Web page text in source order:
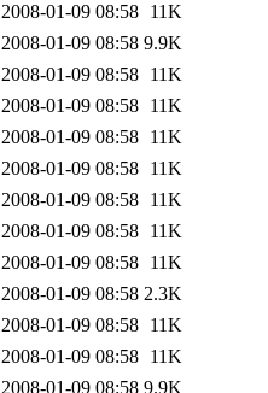
2008-01-09 08:58 11K
2008-01-09 08:58 9.9K
2008-01-09 08:58 11K
2008-01-09 08:58 11K
2008-01-09 08:58 11K
2008-01-09 08:58 11K
2008-01-09 08:58 11K
2008-01-09 08:58 11K
2008-01-09 08:58 11K
2008-01-09 08:58 2.3K
2008-01-09 08:58 11K
2008-01-09 08:58 11K
2008-01-09 08:58 9.9K